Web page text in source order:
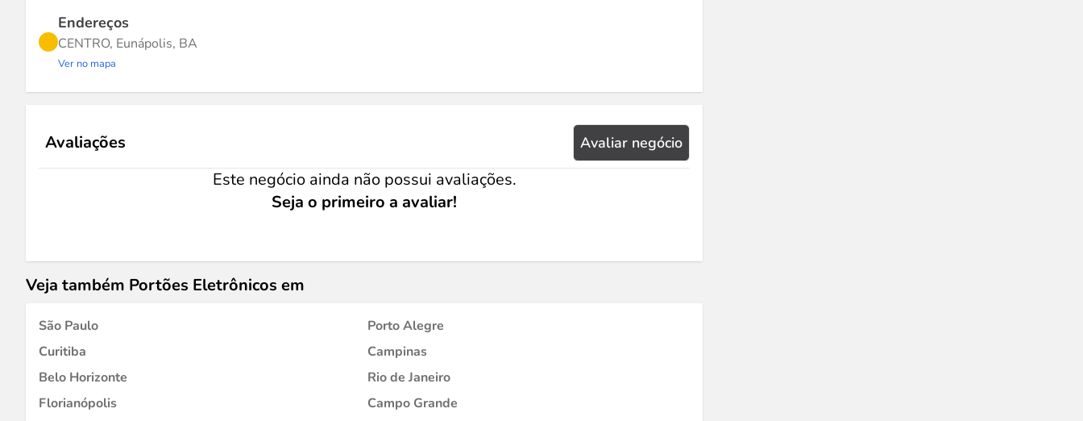
Endereços
CENTRO, Eunápolis, BA
Ver no mapa
Avaliações Avaliar negócio
Este negócio ainda não possui avaliações.
Seja o primeiro a avaliar!
Veja também Portões Eletrônicos em
São Paulo
Porto Alegre
Curitiba
Campinas
Belo Horizonte
Rio de Janeiro
Florianópolis
Campo Grande